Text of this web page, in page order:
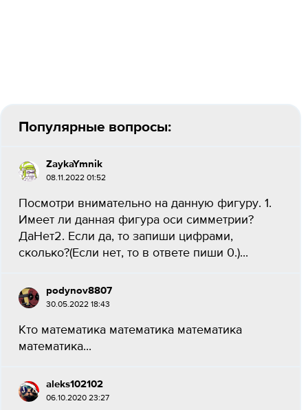
Популярные вопросы:
ZaykaYmnik
08.11.2022 01:52
Посмотри внимательно на данную фигуру. 1.
Имеет ли данная фигура оси симметрии?
ДаНет2. Если да, то запиши цифрами,
сколько?(Если нет, то в ответе пиши 0.)​...
podynov8807
30.05.2022 18:43
Кто математика математика математика
математика...
aleks102102
06.10.2020 23:27